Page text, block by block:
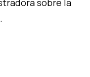
sobre la